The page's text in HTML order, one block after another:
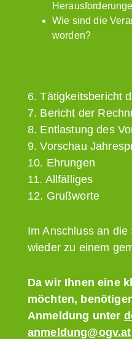
Wie sind die
worden?
6. Tätigkeitsbericht
7. Bericht der
8. Entlastung des
9. Vorschau
10. Ehrungen
11. Allfälliges
12. Grußworte
Im Anschluss an
wieder zu einem
Da wir Ihnen eine
möchten,
Anmeldung unter
anmeldung@ogv.at